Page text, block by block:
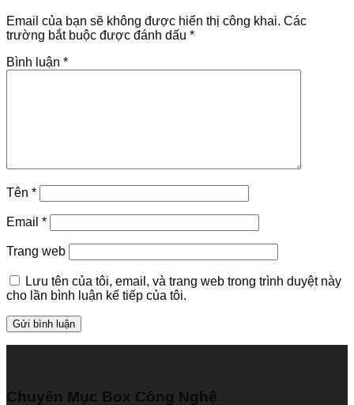
Email của bạn sẽ không được hiển thị công khai. Các
trường bắt buộc được đánh dấu *
Bình luận *
Tên *
Email *
Trang web
Lưu tên của tôi, email, và trang web trong trình duyệt này
cho lần bình luận kế tiếp của tôi.
Chuyên Mục Box Công Nghệ